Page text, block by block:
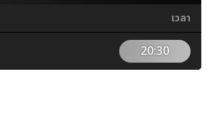
เวลา
20:30